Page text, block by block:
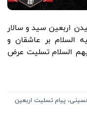
اربعین سید و سالار
علیه السلام بر عاشقان و
السلام تسلیت عرض
، پیام تسلیت اربعین